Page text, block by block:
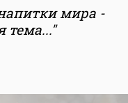
мира -
тема..."